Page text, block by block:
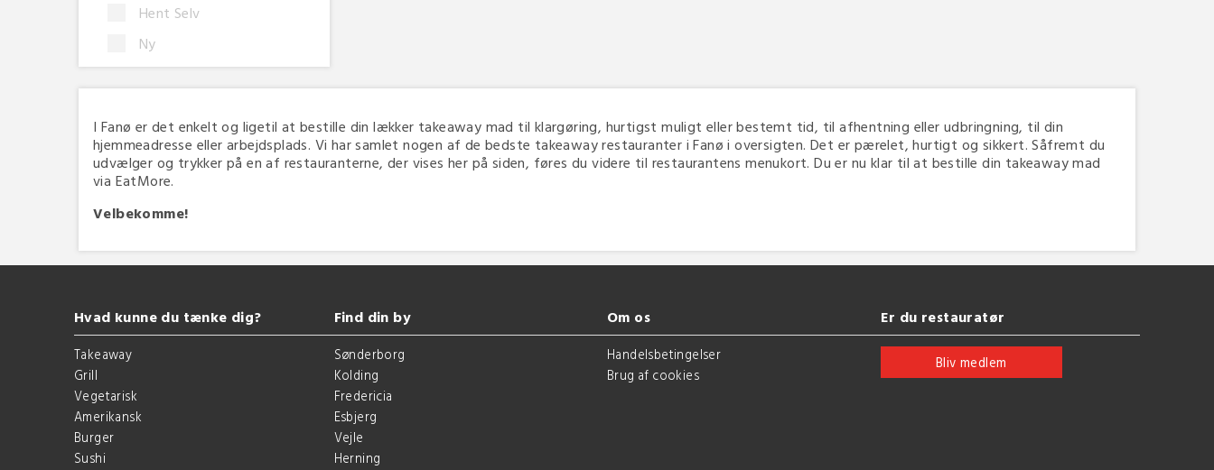
Hent Selv
Ny
I Fanø er det enkelt og ligetil at bestille din lækker takeaway mad til klargøring, hurtigst muligt eller bestemt tid, til afhentning eller udbringning, til din
hjemmeadresse eller arbejdsplads. Vi har samlet nogen af de bedste takeaway restauranter i Fanø i oversigten. Det er pærelet, hurtigt og sikkert. Såfremt du
udvælger og trykker på en af restauranterne, der vises her på siden, føres du videre til restaurantens menukort. Du er nu klar til at bestille din takeaway mad
via EatMore.
Velbekomme!
Hvad kunne du tænke dig?
Takeaway
Grill
Vegetarisk
Amerikansk
Burger
Sushi
Find din by
Sønderborg
Kolding
Fredericia
Esbjerg
Vejle
Herning
Om os
Handelsbetingelser
Brug af cookies
Er du restauratør
Bliv medlem